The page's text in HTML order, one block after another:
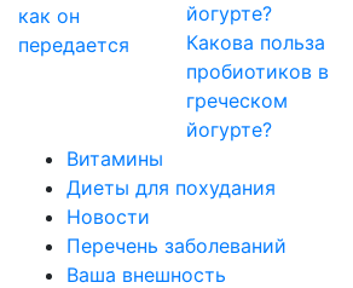
как он
передается
Какова польза
пробиотиков в
греческом
йогурте?
Витамины
Диеты для похудания
Новости
Перечень заболеваний
Ваша внешность